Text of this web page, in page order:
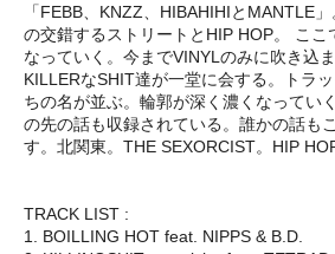
「FEBB、KNZZ、HIBAHIHIとMANTLE
の交錯するストリートとHIP HOP。 ここ
なっていく。今までVINYLのみに吹き込
KILLERなSHIT達が一堂に会する。トラ
ちの名が並ぶ。輪郭が深く濃くなってい
の先の話も収録されている。誰かの話も
す。北関東。THE SEXORCIST。HIP HOP
TRACK LIST :
1. BOILLING HOT feat. NIPPS & B.D.